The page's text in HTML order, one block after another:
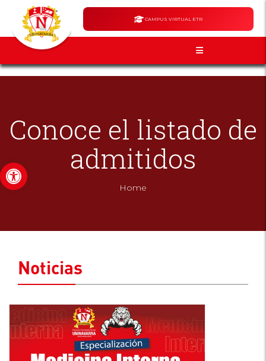
Abrir barra de herramientas
CAMPUS VIRTUAL ETR
Conoce el listado de
admitidos
Home
Noticias